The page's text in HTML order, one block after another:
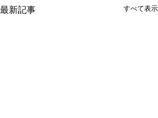
最新記事 すべて表示